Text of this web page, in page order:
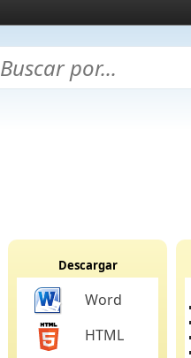
Descargar
Word
HTML